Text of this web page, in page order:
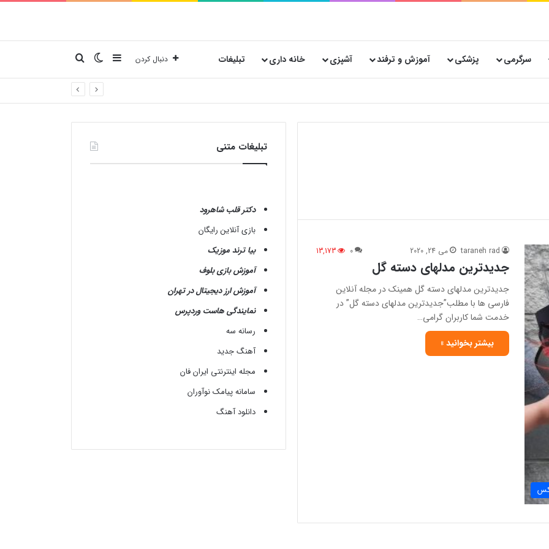
سرگرمی پزشکی آموزش و ترفند آشپزی خانه داری تبلیغات دنبال کردن نوارکناریتغییر پوسته
جستجو برای
taraneh rad می 24, 2020 0
13,173
جدیدترین مدلهای دسته گل
جدیدترین مدلهای دسته گل همینک در مجله آنلاین
فارسی ها با مطلب”جدیدترین مدلهای دسته گل” در
خدمت شما کاربران گرامی…
بیشتر بخوانید »
تبلیغات متنی
دکتر قلب شاهرود
بازی آنلاین رایگان
بیا ترند موزیک
آموزش بازی بلوف
آموزش ارز دیجیتال در تهران
نمایندگی هاست وردپرس
رسانه سه
آهنگ جدید
مجله اینترنتی ایران فان
سامانه پیامک نوآوران
دانلود آهنگ